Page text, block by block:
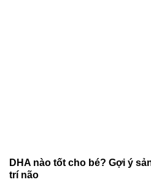
DHA nào tốt cho bé? Gợi ý
trí não